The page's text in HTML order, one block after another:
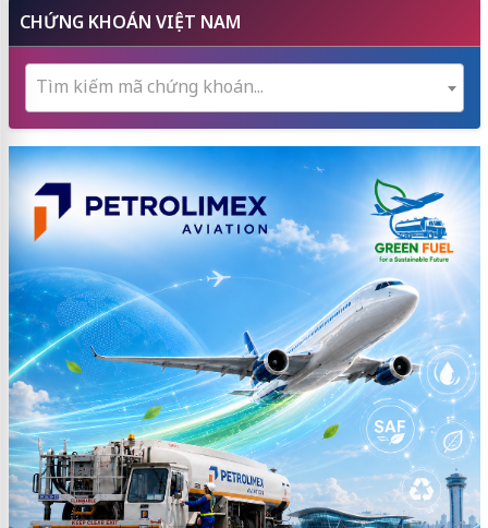
CHỨNG KHOÁN VIỆT NAM
Tìm kiếm mã chứng khoán...